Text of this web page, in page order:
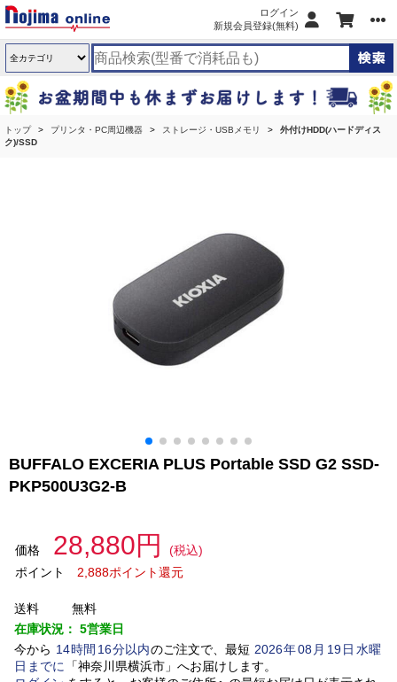
ログイン
新規会員登録(無料)
トップ プリンタ・PC周辺機器 ストレージ・USBメモリ
外付けHDD(ハードディス
ク)/SSD
BUFFALO EXCERIA PLUS Portable SSD G2 SSD-
PKP500U3G2-B
価格 28,880円
(税込)
ポイント
2,888ポイント還元
送料
無料
在庫状況： 5営業日
今から 14時間 16分以内のご注文で、最短 2026年08 月 19日水曜
日 までに 「神奈川県横浜市」 へお届けします。